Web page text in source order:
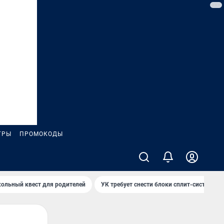
ПРОМОКОДЫ
квест для родителей УК требует снести блоки сплит-систем